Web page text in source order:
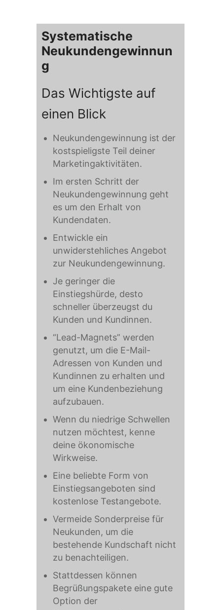
Systematische
Neukundengewinnun
g
Das Wichtigste auf
einen Blick
Neukundengewinnung ist der
kostspieligste Teil deiner
Marketingaktivitäten.
Im ersten Schritt der
Neukundengewinnung geht
es um den Erhalt von
Kundendaten.
Entwickle ein
unwiderstehliches Angebot
zur Neukundengewinnung.
Je geringer die
Einstiegshürde, desto
schneller überzeugst du
Kunden und Kundinnen.
“Lead-Magnets” werden
genutzt, um die E-Mail-
Adressen von Kunden und
Kundinnen zu erhalten und
um eine Kundenbeziehung
aufzubauen.
Wenn du niedrige Schwellen
nutzen möchtest, kenne
deine ökonomische
Wirkweise.
Eine beliebte Form von
Einstiegsangeboten sind
kostenlose Testangebote.
Vermeide Sonderpreise für
Neukunden, um die
bestehende Kundschaft nicht
zu benachteiligen.
Stattdessen können
Begrüßungspakete eine gute
Option der